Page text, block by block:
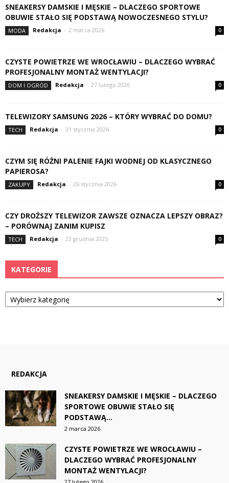
SNEAKERSY DAMSKIE I MĘSKIE – DLACZEGO SPORTOWE
OBUWIE STAŁO SIĘ PODSTAWĄ NOWOCZESNEGO STYLU?
MODA Redakcja - 2 marca 2026 0
CZYSTE POWIETRZE WE WROCŁAWIU – DLACZEGO WYBRAĆ
PROFESJONALNY MONTAŻ WENTYLACJI?
DOM I OGRÓD Redakcja - 27 lutego 2026 0
TELEWIZORY SAMSUNG 2026 – KTÓRY WYBRAĆ DO DOMU?
TECH Redakcja - 31 stycznia 2026 0
CZYM SIĘ RÓŻNI PALENIE FAJKI WODNEJ OD KLASYCZNEGO
PAPIEROSA?
ZAKUPY Redakcja - 26 stycznia 2026 0
CZY DROŻSZY TELEWIZOR ZAWSZE OZNACZA LEPSZY OBRAZ?
– PORÓWNAJ ZANIM KUPISZ
TECH Redakcja - 23 grudnia 2025 0
KATEGORIE
Kategorie
REDAKCJA
SNEAKERSY DAMSKIE I MĘSKIE – DLACZEGO
SPORTOWE OBUWIE STAŁO SIĘ
PODSTAWĄ...
2 marca 2026
CZYSTE POWIETRZE WE WROCŁAWIU –
DLACZEGO WYBRAĆ PROFESJONALNY
MONTAŻ WENTYLACJI?